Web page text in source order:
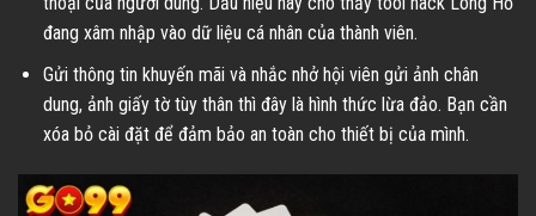
đang xâm nhập vào dữ liệu cá nhân của thành viên.
Gửi thông tin khuyến mãi và nhắc nhở hội viên gửi ảnh chân
dung, ảnh giấy tờ tùy thân thì đây là hình thức lừa đảo. Bạn cần
xóa bỏ cài đặt để đảm bảo an toàn cho thiết bị của mình.